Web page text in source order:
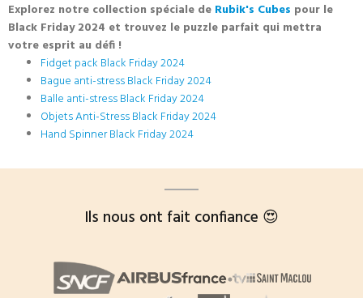
Explorez notre collection spéciale de Rubik's Cubes pour le
Black Friday 2024 et trouvez le puzzle parfait qui mettra
votre esprit au défi !
Fidget pack Black Friday 2024
Bague anti-stress Black Friday 2024
Balle anti-stress Black Friday 2024
Objets Anti-Stress Black Friday 2024
Hand Spinner Black Friday 2024
Ils nous ont fait confiance 😍